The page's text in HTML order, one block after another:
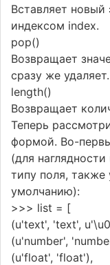
Вставляет новый
индексом index.
pop()
Возвращает
сразу же удаляет.
length()
Возвращает
Теперь
формой. Во-
(для
типу поля, также
умолчанию):
>>> list = [
(u'text', 'text',
(u'number',
(u'float', 'float'),